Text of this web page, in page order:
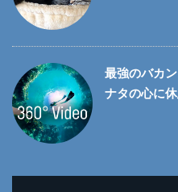
最強のバカ
ナタの心に休